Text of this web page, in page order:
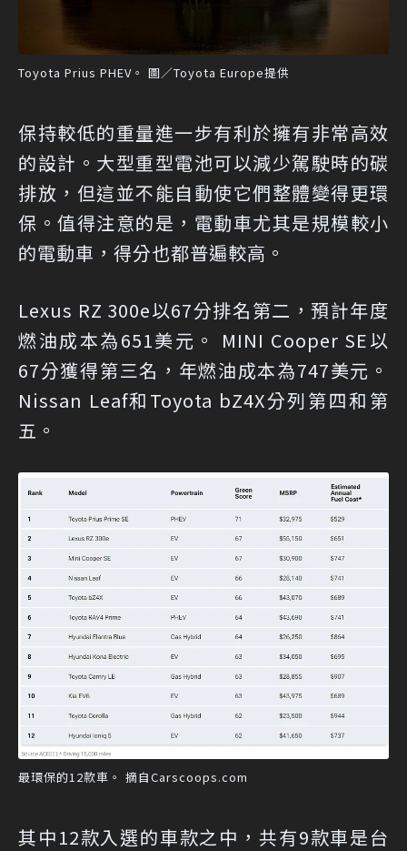
Toyota Prius PHEV。 圖／Toyota Europe提供
保持較低的重量進一步有利於擁有非常高效
的設計。大型重型電池可以減少駕駛時的碳
排放，但這並不能自動使它們整體變得更環
保。值得注意的是，電動車尤其是規模較小
的電動車，得分也都普遍較高。
Lexus RZ 300e以67分排名第二，預計年度
燃油成本為651美元。 MINI Cooper SE以
67分獲得第三名，年燃油成本為747美元。
Nissan Leaf和Toyota bZ4X分列第四和第
五。
最環保的12款車。 摘自Carscoops.com
其中12款入選的車款之中，共有9款車是台